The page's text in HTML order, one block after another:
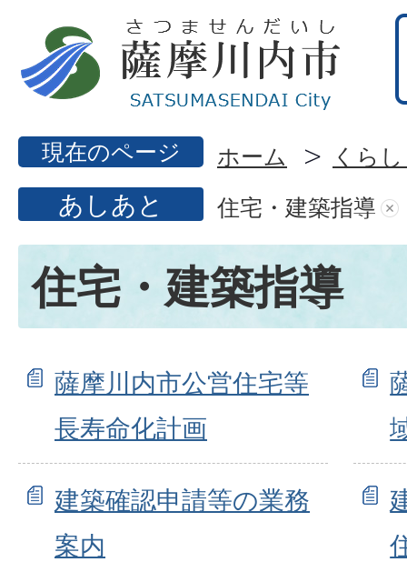
現在のページ ホーム くら
あしあと 住宅・建築指導
住宅・建築指導
薩摩川内市公営住宅等
長寿命化計画
建築確認申請等の業務
案内